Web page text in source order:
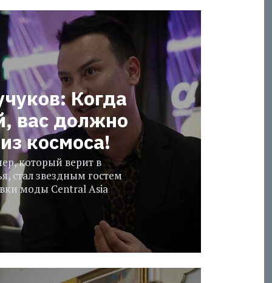
Когда
вас должно
космоса!
который верит в
стал звездным гостем
моды Central Asia